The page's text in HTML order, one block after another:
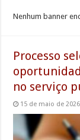
Nenhum banner
Processo
no serviço
15 de maio de 2026